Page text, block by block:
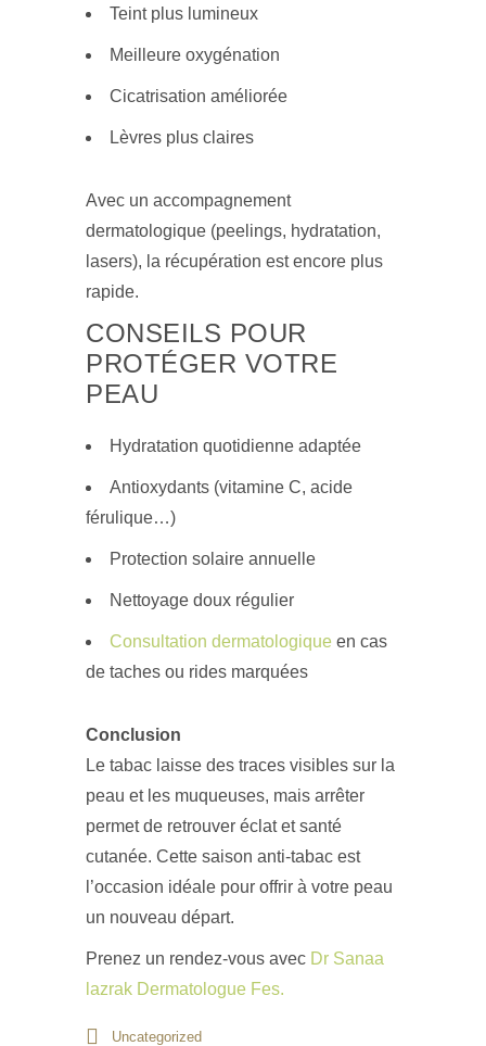
Teint plus lumineux
Meilleure oxygénation
Cicatrisation améliorée
Lèvres plus claires
Avec un accompagnement
dermatologique (peelings, hydratation,
lasers), la récupération est encore plus
rapide.
CONSEILS POUR
PROTÉGER VOTRE
PEAU
Hydratation quotidienne adaptée
Antioxydants (vitamine C, acide
férulique…)
Protection solaire annuelle
Nettoyage doux régulier
Consultation dermatologique en cas
de taches ou rides marquées
Conclusion
Le tabac laisse des traces visibles sur la
peau et les muqueuses, mais arrêter
permet de retrouver éclat et santé
cutanée. Cette saison anti-tabac est
l’occasion idéale pour offrir à votre peau
un nouveau départ.
Prenez un rendez-vous avec Dr Sanaa
lazrak Dermatologue Fes.
Uncategorized